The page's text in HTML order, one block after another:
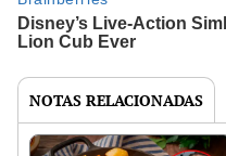
NOTAS RELACIONADAS